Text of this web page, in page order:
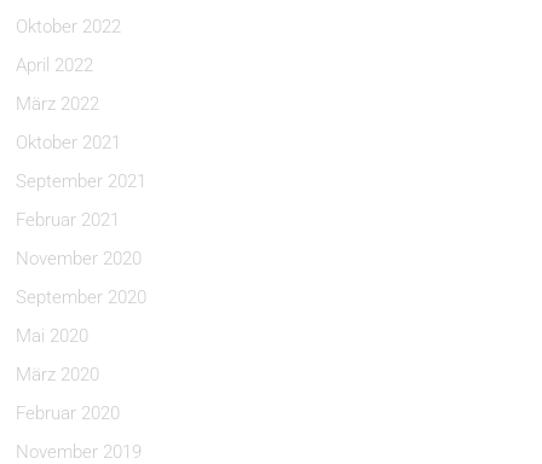
Oktober 2022
April 2022
März 2022
Oktober 2021
September 2021
Februar 2021
November 2020
September 2020
Mai 2020
März 2020
Februar 2020
November 2019